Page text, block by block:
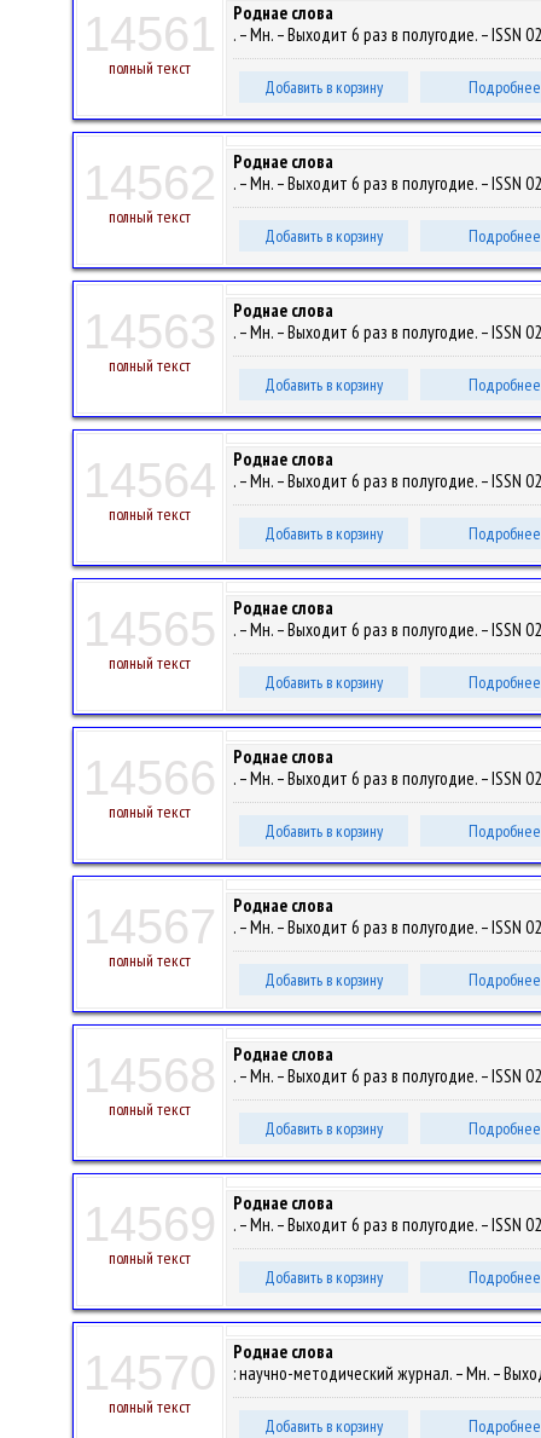
14561
полный текст
Роднае слова
. – Мн. – Выходит 6 раз в полугодие. – ISSN
Добавить в корзину Подробнее
14562
полный текст
Роднае слова
. – Мн. – Выходит 6 раз в полугодие. – ISSN
Добавить в корзину Подробнее
14563
полный текст
Роднае слова
. – Мн. – Выходит 6 раз в полугодие. – ISSN
Добавить в корзину Подробнее
14564
полный текст
Роднае слова
. – Мн. – Выходит 6 раз в полугодие. – ISSN
Добавить в корзину Подробнее
14565
полный текст
Роднае слова
. – Мн. – Выходит 6 раз в полугодие. – ISSN
Добавить в корзину Подробнее
14566
полный текст
Роднае слова
. – Мн. – Выходит 6 раз в полугодие. – ISSN
Добавить в корзину Подробнее
14567
полный текст
Роднае слова
. – Мн. – Выходит 6 раз в полугодие. – ISSN
Добавить в корзину Подробнее
14568
полный текст
Роднае слова
. – Мн. – Выходит 6 раз в полугодие. – ISSN
Добавить в корзину Подробнее
14569
полный текст
Роднае слова
. – Мн. – Выходит 6 раз в полугодие. – ISSN
Добавить в корзину Подробнее
14570
полный текст
Роднае слова
: научно-методический журнал. – Мн. –
Добавить в корзину Подробнее